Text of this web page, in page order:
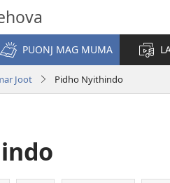
PUONJ MAG MUMA
Joot Pidho Nyithindo